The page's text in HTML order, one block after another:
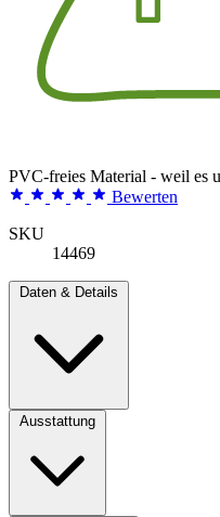
PVC-freies Material - weil es
Bewerten
SKU
14469
Daten & Details
Ausstattung